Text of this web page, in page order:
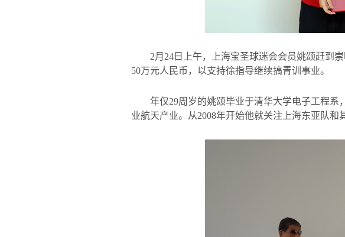
2月 24 日上午，上海宝圣球迷会会员姚颂赶到
50万元人民币，以支持徐指导继续搞青训事业。
年仅29周岁的姚颂毕业于清华大学电子工程系
业航天产业。从2008年开始他就关注上海东亚队和